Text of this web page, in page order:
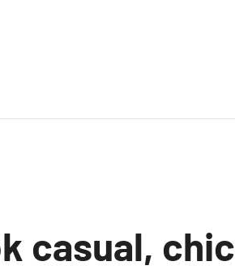
casual, chic